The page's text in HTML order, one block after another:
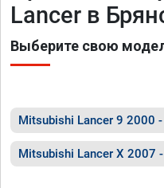
Lancer в
Выберите свою
Mitsubishi Lancer 9 2000
Mitsubishi Lancer X 2007